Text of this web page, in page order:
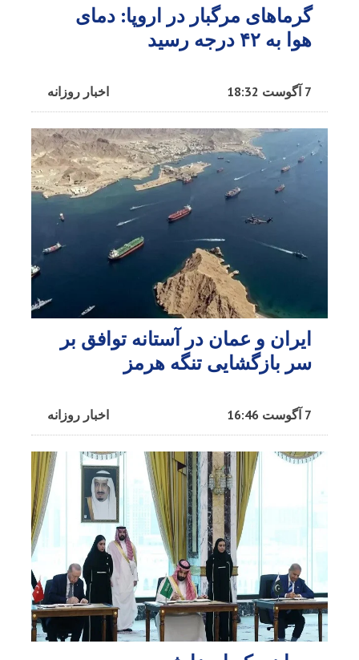
گرماهای مرگبار در اروپا: دمای
هوا به ۴۲ درجه رسید
اخبار روزانه 7 آگوست 18:32
ایران و عمان در آستانه توافق بر
سر بازگشایی تنگه هرمز
اخبار روزانه 7 آگوست 16:46